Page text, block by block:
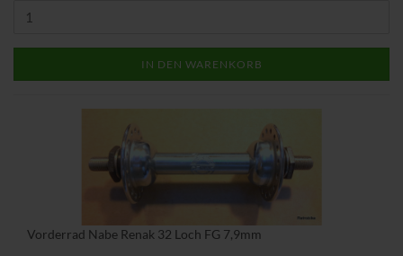
IN DEN WARENKORB
Vorderrad Nabe Renak 32 Loch FG 7,9mm